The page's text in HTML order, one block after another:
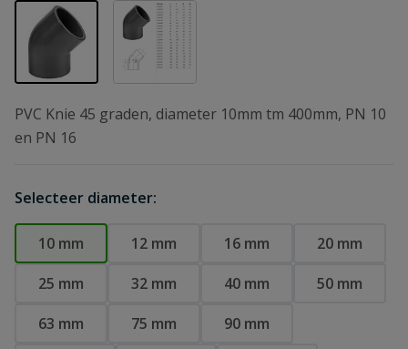
View larger imageView larger image
PVC Knie 45 graden, diameter 10mm tm 400mm, PN 10
en PN 16
Selecteer diameter:
10 mm 12 mm 16 mm
20 mm
25 mm
32 mm 40 mm
50 mm
63 mm
75 mm
90 mm